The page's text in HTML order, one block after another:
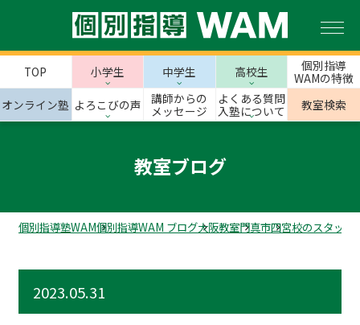
TOP 小学生 中学生 高校生
個別指導
WAMの特徴
オンライン塾 よろこびの声
講師からの
メッセージ
よくある質問
入塾について
教室検索
教室ブログ
個別指導塾WAM個別指導WAM ブログ大阪教室門真市四宮校のスタッフ
2023.05.31